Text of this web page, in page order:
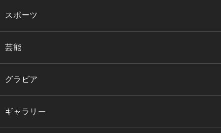
スポーツ
芸能
グラビア
ギャラリー